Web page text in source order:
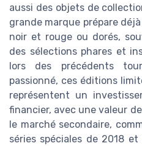
aussi des objets de
grande marque prépare
noir et rouge ou dorés,
des sélections phares et
lors des précédents
passionné, ces éditions
représentent un
financier, avec une valeur
le marché secondaire,
séries spéciales de 2018